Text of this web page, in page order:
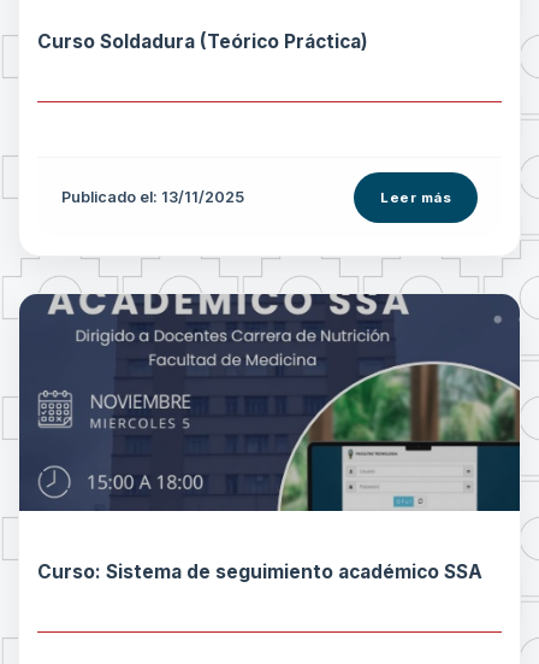
Curso Soldadura (Teórico Práctica)
Publicado el: 13/11/2025 Leer más
Curso: Sistema de seguimiento académico SSA